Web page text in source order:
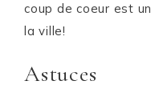
coup de coeur est un
la ville!
Astuces